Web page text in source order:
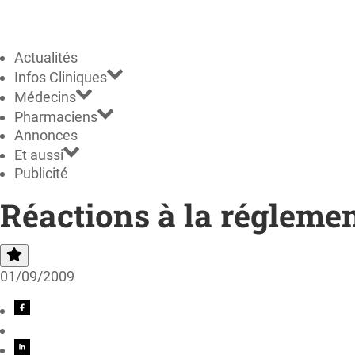
Actualités
Infos Cliniques
Médecins
Pharmaciens
Annonces
Et aussi
Publicité
Réactions à la
01/09/2009